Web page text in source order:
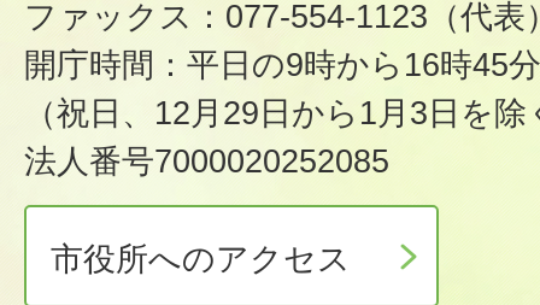
ファックス：077-554-1123（代表
開庁時間：平日の9時から16時45分
（祝日、12月29日から1月3日を除
法人番号7000020252085
市役所へのアクセス